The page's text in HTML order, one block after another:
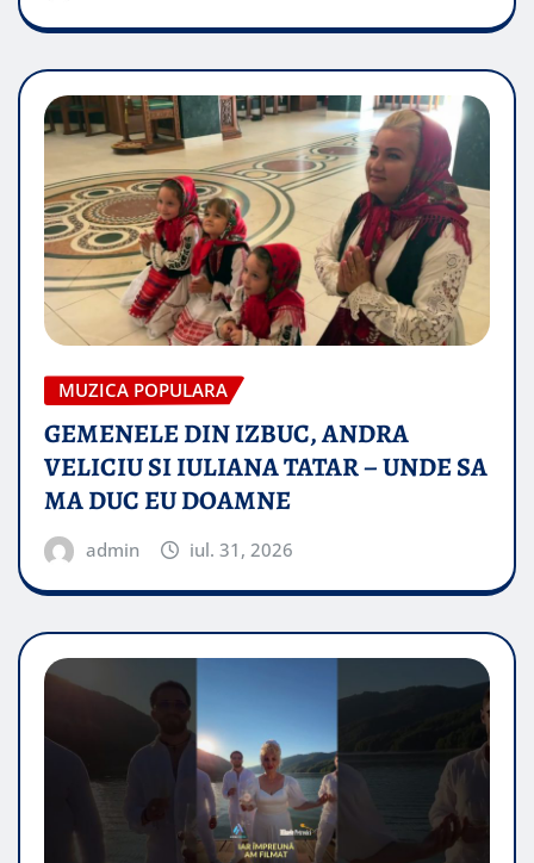
MUZICA POPULARA
GEMENELE DIN IZBUC, ANDRA
VELICIU SI IULIANA TATAR – UNDE SA
MA DUC EU DOAMNE
admin iul. 31, 2026